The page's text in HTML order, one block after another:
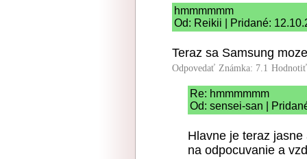
hmmmmmm
Od: Reikii | Pridané:
Teraz sa Samsung
Odpovedať Známka: 7.1
Re: hmmmmmm
Od: sensei-san |
Hlavne je teraz
na odpocuvanie a